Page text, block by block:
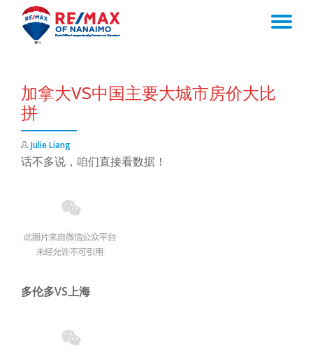
加拿大VS中国主要大城市房价大比
拼
Julie Liang
话不多说，咱们直接看数据！
多伦多VS上海